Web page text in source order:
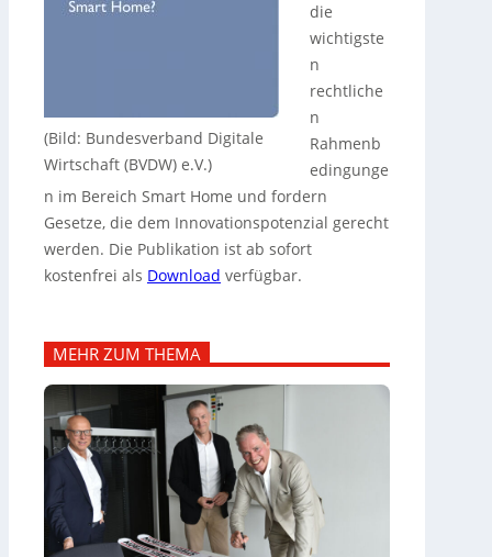
(Bild: Bundesverband Digitale
Wirtschaft (BVDW) e.V.)
die
wichtigste
n
rechtliche
n
Rahmenb
edingunge
n im Bereich Smart Home und fordern
Gesetze, die dem Innovationspotenzial gerecht
werden. Die Publikation ist ab sofort
kostenfrei als Download verfügbar.
MEHR ZUM THEMA